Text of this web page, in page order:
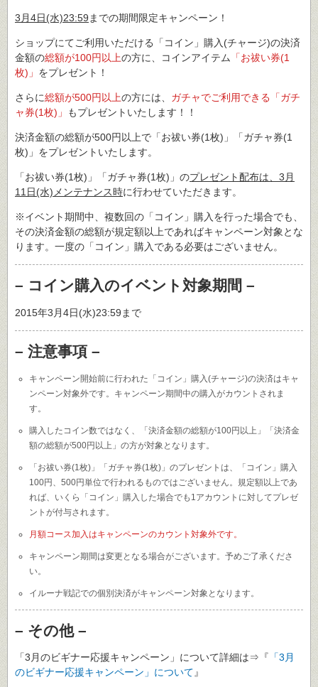
3月4日(水)23:59 までの期間限定キャンペーン！
ショップにてご利用いただける「コイン」購入(チャージ)の決済
金額の総額が100円以上の方に、コインアイテム
「お祓い券(1
枚)」 をプレゼント！
さらに総額が500円以上の方には、 ガチャでご利用できる「ガチ
ャ券(1枚)」
もプレゼントいたします！！
決済金額の総額が500円以上で「お祓い券(1枚)」「ガチャ券(1
枚)」をプレゼントいたします。
「お祓い券(1枚)」「ガチャ券(1枚)」のプレゼント配布は、3月
11日(水)メンテナンス時に行わせていただきます。
※イベント期間中、複数回の「コイン」購入を行った場合でも、
その決済金額の総額が規定額以上であればキャンペーン対象とな
ります。一度の「コイン」購入である必要はございません。
– コイン購入のイベント対象期間 –
2015年3月4日(水)23:59まで
– 注意事項 –
キャンペーン開始前に行われた「コイン」購入(チャージ)の決済はキャ
ンペーン対象外です。キャンペーン期間中の購入がカウントされま
す。
購入したコイン数ではなく、「決済金額の総額が100円以上」「決済金
額の総額が500円以上」の方が対象となります。
「お祓い券(1枚)」「ガチャ券(1枚)」のプレゼントは、「コイン」購入
100円、500円単位で行われるものではございません。規定額以上であ
れば、いくら「コイン」購入した場合でも1アカウントに対してプレゼ
ントが付与されます。
月額コース加入はキャンペーンのカウント対象外です。
キャンペーン期間は変更となる場合がございます。予めご了承くださ
い。
イルーナ戦記での個別決済がキャンペーン対象となります。
– その他 –
「3月のビギナー応援キャンペーン」について詳細は⇒『 「3月
のビギナー応援キャンペーン」について』